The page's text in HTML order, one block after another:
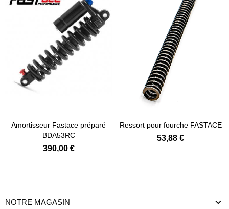
Amortisseur Fastace préparé
BDA53RC
390,00 €
Ressort pour fourche FASTACE
53,88 €
NOTRE MAGASIN